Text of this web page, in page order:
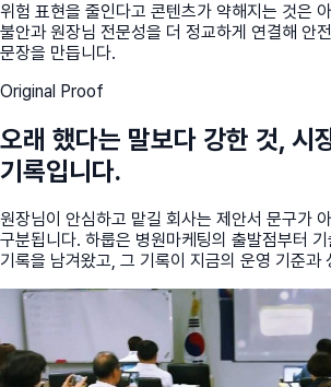
위험 표현을 줄인다고 콘텐츠가 약해지는 것은
불안과 원장님 전문성을 더 정교하게 연결해 안
문장을 만듭니다.
Original Proof
오래 했다는 말보다 강한 것, 시
기록입니다.
원장님이 안심하고 맡길 회사는 제안서 문구가
구분됩니다. 하룹은 병원마케팅의 출발점부터
기록을 남겨왔고, 그 기록이 지금의 운영 기준과